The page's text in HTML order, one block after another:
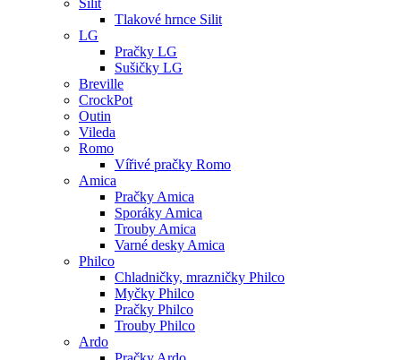
Silit
Tlakové hrnce Silit
LG
Pračky LG
Sušičky LG
Breville
CrockPot
Outin
Vileda
Romo
Vířivé pračky Romo
Amica
Pračky Amica
Sporáky Amica
Trouby Amica
Varné desky Amica
Philco
Chladničky, mrazničky Philco
Myčky Philco
Pračky Philco
Trouby Philco
Ardo